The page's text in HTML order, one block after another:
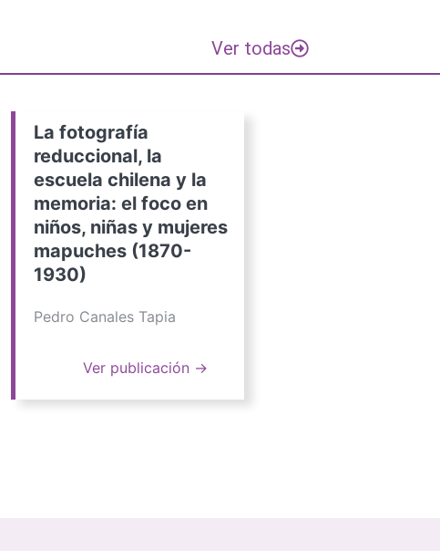
Ver todas
La fotografía
reduccional, la
escuela chilena y la
memoria: el foco en
niños, niñas y mujeres
mapuches (1870-
1930)
Pedro Canales Tapia
Ver publicación →